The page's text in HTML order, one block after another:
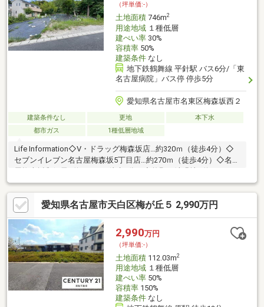
（坪単価:-）
土地面積746m2
用途地域１種低層
建ぺい率30%
容積率50%
建築条件なし
地下鉄鶴舞線 平針駅 バス6分/「東
名古屋病院」バス停 停歩5分
愛知県名古屋市名東区梅森坂西２
建築条件なし 更地
本下水
都市ガス
1種低層地域
Life Information◇V・ドラッグ梅森坂店…約320ｍ（徒歩4分）◇
セブンイレブン名古屋梅森坂5丁目店…約270ｍ（徒歩4分）◇名古
（徒歩5分）◇梅森坂小学校…約930ｍ（徒歩12分）◇牧の池中学
校…約910ｍ（徒歩12分）
愛知県名古屋市天白区梅が丘５ 2,990万円
2,990万円
（坪単価:-）
土地面積112.03m2
用途地域１種低層
建ぺい率50%
容積率150%
建築条件なし